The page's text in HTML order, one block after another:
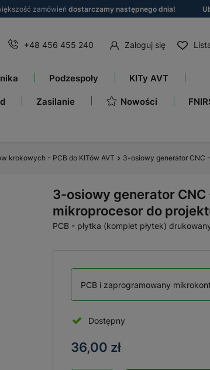
zamówień dostarczamy następnego dnia!
+48 456 455 240 Zaloguj się
Podzespoły KITy AVT
Zasilanie Nowości
krokowych - PCB do KITów AVT 3-osiowy generator CNC
3-osiowy generator CNC
mikroprocesor do
PCB - płytka (komplet płytek)
PCB i zaprogramowany
Dostępny
36,00 zł